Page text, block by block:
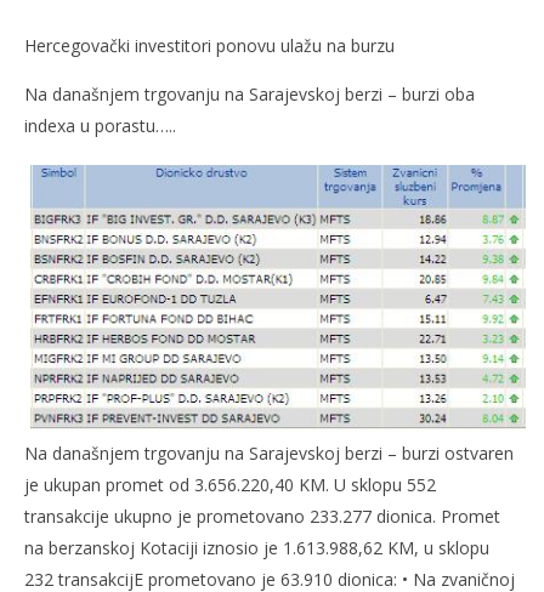
4.
2007.
Rafaela
4.
Hercegovački investitori ponovu ulažu na burzu
Na današnjem trgovanju na Sarajevskoj berzi – burzi oba
indexa u porastu…..
Na današnjem trgovanju na Sarajevskoj berzi – burzi ostvaren
je ukupan promet od 3.656.220,40 KM. U sklopu 552
transakcije ukupno je prometovano 233.277 dionica. Promet
na berzanskoj Kotaciji iznosio je 1.613.988,62 KM, u sklopu
232 transakcijE prometovano je 63.910 dionica: • Na zvaničnoj